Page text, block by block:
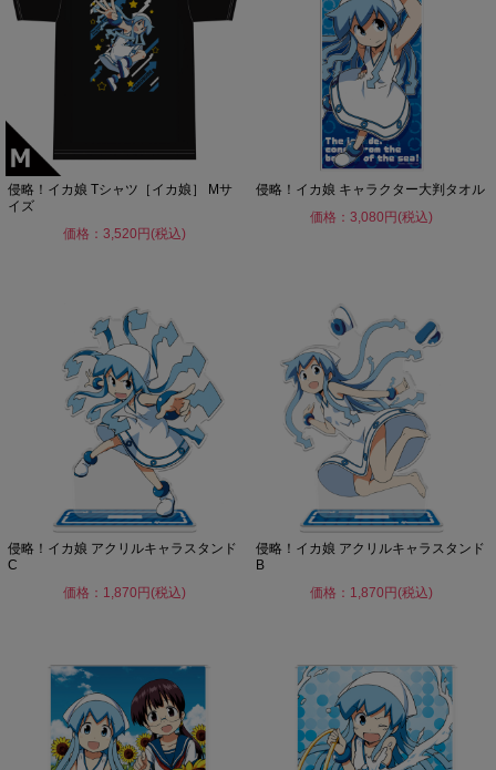
侵略！イカ娘 Tシャツ［イカ娘］ Mサ
イズ
価格：3,520円(税込)
侵略！イカ娘 キャラクター大判タオル
価格：3,080円(税込)
侵略！イカ娘 アクリルキャラスタンド
C
価格：1,870円(税込)
侵略！イカ娘 アクリルキャラスタンド
B
価格：1,870円(税込)